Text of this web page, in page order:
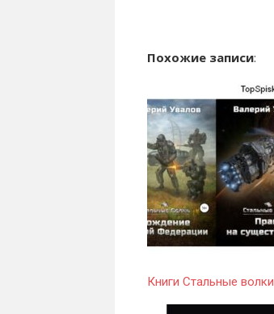
Похожие записи:
Книги Стальные волки